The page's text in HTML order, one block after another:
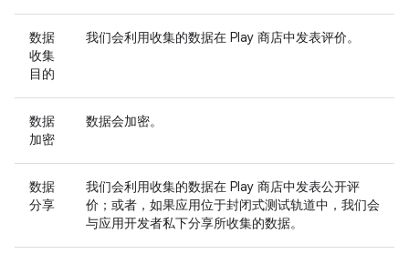
数据
收集
目的
我们会利用收集的数据在 Play 商店中发表评价。
数据
加密
数据会加密。
数据
分享
我们会利用收集的数据在 Play 商店中发表公开评
价；或者，如果应用位于封闭式测试轨道中，我们会
与应用开发者私下分享所收集的数据。